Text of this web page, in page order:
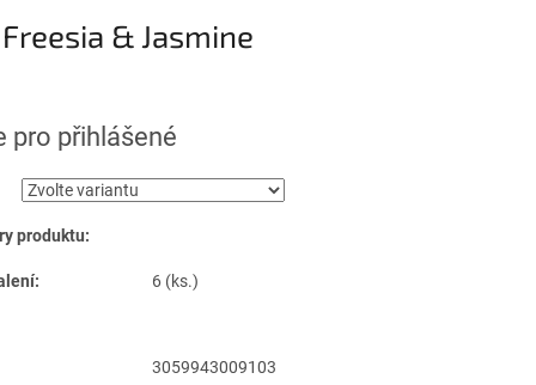
& Jasmine
pro přihlášené
produktu:
6 (ks.)
3059943009103